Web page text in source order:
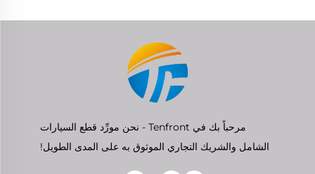
مرحباً بك في Tenfront - نحن مورِّد قطع السيارات
الشامل والشريك التجاري الموثوق به على المدى الطويل!